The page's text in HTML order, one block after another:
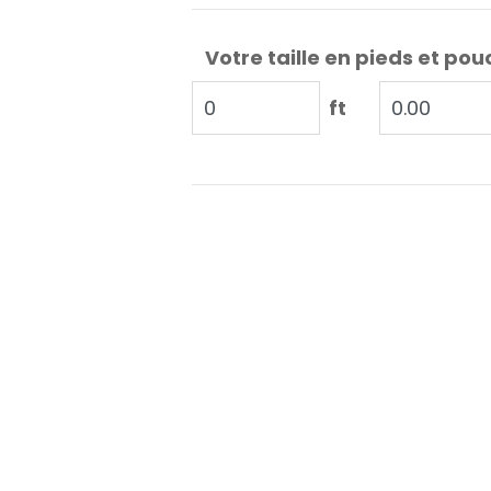
Votre taille en pieds et
ft